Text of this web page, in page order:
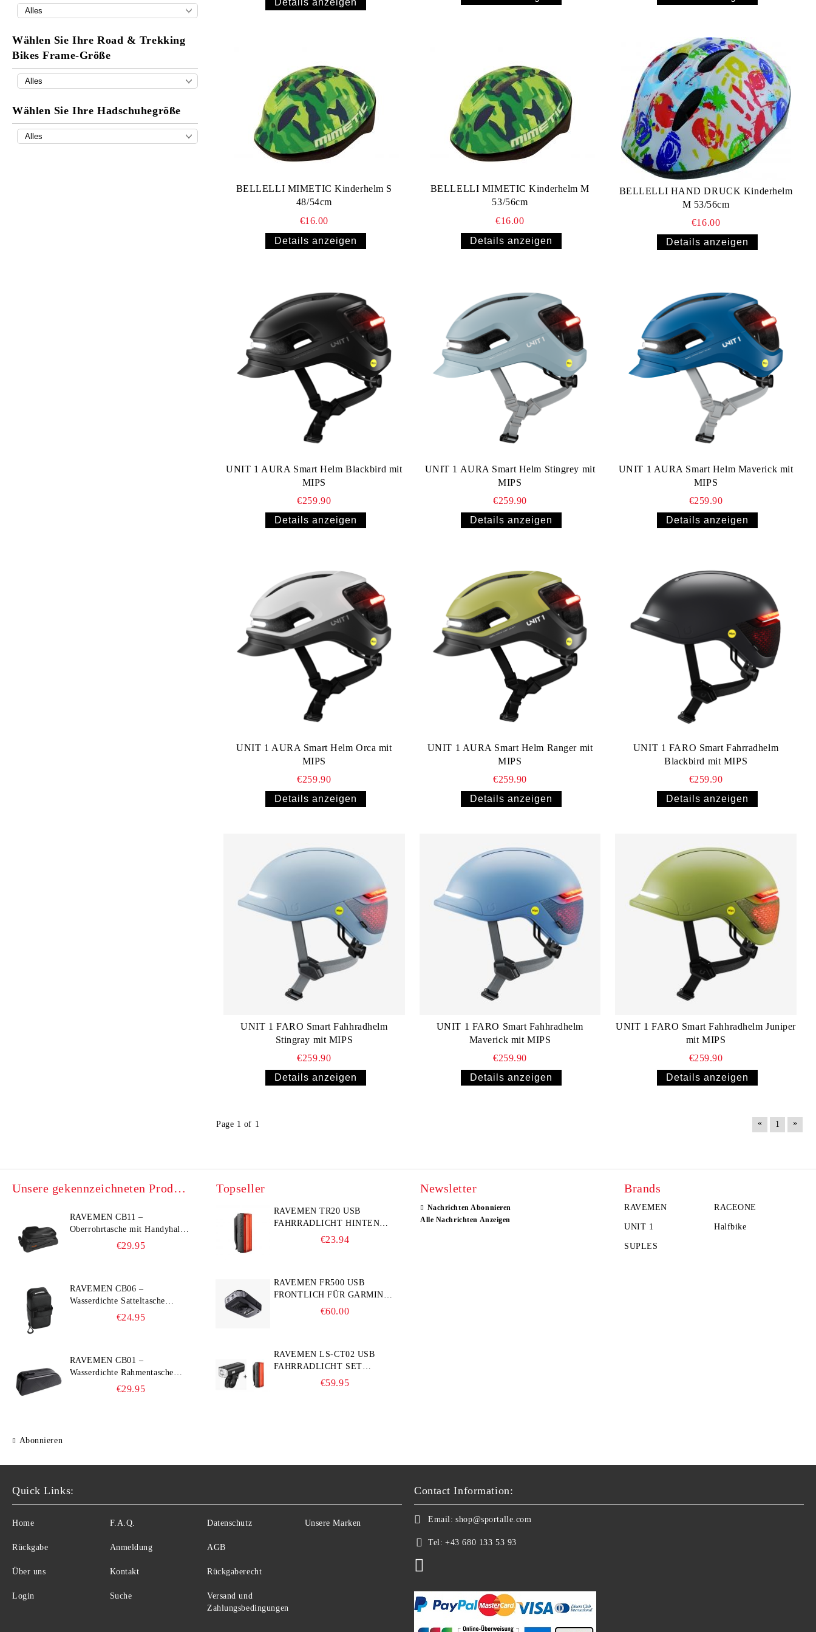
Lustig Fahrrad Tassen
Fahrradkorb
Wagen und Anhänger
Fahrradklingel
Wählen Sie Ihre Road & Trekking
Bikes Frame-Größe
Wählen Sie Ihre Hadschuhegröße
BELLELLI MIMETIC Kinderhelm S
48/54cm
€16.00
Details anzeigen
BELLELLI MIMETIC Kinderhelm M
53/56cm
€16.00
Details anzeigen
BELLELLI HAND DRUCK Kinderhelm
M 53/56cm
€16.00
Details anzeigen
UNIT 1 AURA Smart Helm Blackbird mit
MIPS
€259.90
Details anzeigen
UNIT 1 AURA Smart Helm Stingrey mit
MIPS
€259.90
Details anzeigen
UNIT 1 AURA Smart Helm Maverick mit
MIPS
€259.90
Details anzeigen
UNIT 1 AURA Smart Helm Orca mit
MIPS
€259.90
Details anzeigen
UNIT 1 AURA Smart Helm Ranger mit
MIPS
€259.90
Details anzeigen
UNIT 1 FARO Smart Fahrradhelm
Blackbird mit MIPS
€259.90
Details anzeigen
UNIT 1 FARO Smart Fahhradhelm
Stingray mit MIPS
€259.90
Details anzeigen
UNIT 1 FARO Smart Fahhradhelm
Maverick mit MIPS
€259.90
Details anzeigen
UNIT 1 FARO Smart Fahhradhelm Juniper
mit MIPS
€259.90
Details anzeigen
Page 1 of 1 « 1 »
Unsere gekennzeichneten Produkte
RAVEMEN CB11 –
Oberrohrtasche mit Handyhalter
(Hard‑Shell, Wasserdicht, bis
€29.95
RAVEMEN CB06 –
Wasserdichte Satteltasche
(Ultra‑leicht, 0,39 L, IPX7)
€24.95
RAVEMEN CB01 –
Wasserdichte Rahmentasche
(IPX7, Slim‑Edge Design,
€29.95
Abonnieren
Topseller
RAVEMEN TR20 USB
FAHRRADLICHT HINTEN
€23.94
RAVEMEN FR500 USB
FRONTLICH FÜR GARMIN
FAHRRADCOMPUTER
€60.00
RAVEMEN LS-CT02 USB
FAHRRADLICHT SET
(LR500S + TR20)
€59.95
Newsletter
Nachrichten Abonnieren
Alle Nachrichten Anzeigen
Brands
RAVEMEN RACEONE
UNIT 1 Halfbike
SUPLES
Quick Links:
Home
Rückgabe
Über uns
Login
F.A.Q.
Anmeldung
Kontakt
Suche
Datenschutz
AGB
Rückgaberecht
Versand und
Zahlungsbedingungen
Unsere Marken
Contact Information:
Email: shop@sportalle.com
Tel: +43 680 133 53 93